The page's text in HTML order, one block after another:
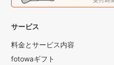
サービス
料金とサービス内容
fotowaギフト